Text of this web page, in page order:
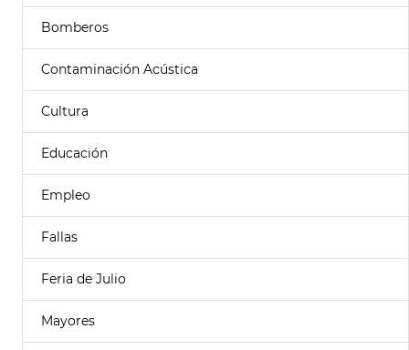
Bomberos
Contaminación Acústica
Cultura
Educación
Empleo
Fallas
Feria de Julio
Mayores